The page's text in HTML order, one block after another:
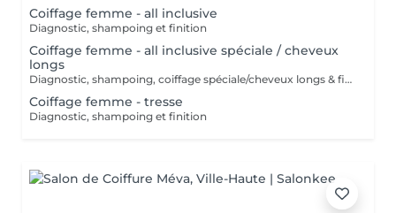
Coiffage femme - all inclusive
Diagnostic, shampoing et finition
Coiffage femme - all inclusive spéciale / cheveux
longs
Diagnostic, shampoing, coiffage spéciale/cheveux longs & finition
Coiffage femme - tresse
Diagnostic, shampoing et finition